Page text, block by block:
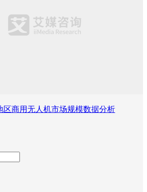
区商用无人机市场规模数据分析